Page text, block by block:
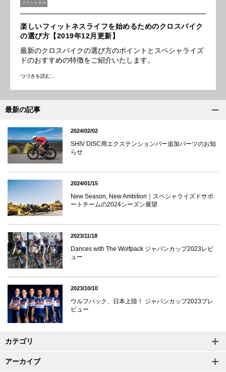
フィットネス
楽しいフィットネスライフを始めるためのクロスバイク
の選び方【2019年12月更新】
最新のクロスバイクの選び方のポイントとスペシャライズ
ドのおすすめの特徴をご紹介いたします。
つづきを読む…
最新の記事
2024/02/02
SHIV DISC用エクステンションバー追加パーツのお知
らせ
2024/01/15
New Season, New Ambition｜スペシャライズドサポ
ートチームの2024シーズン展望
2023/11/18
Dances with The Wolfpack ジャパンカップ2023レビ
ュー
2023/10/10
ウルフパック、日本上陸！ ジャパンカップ2023プレ
ビュー
カテゴリ
アーカイブ